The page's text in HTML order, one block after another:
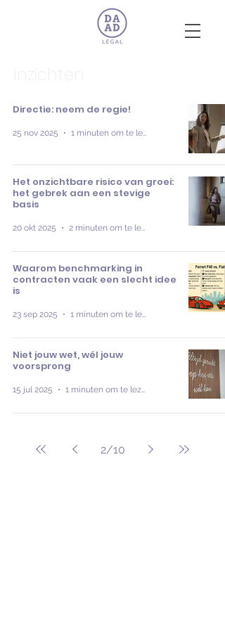
Directie: neem de regie!
25 nov 2025 1 minuten om te lezen
Het onzichtbare risico van groei:
het gebrek aan een stevige
basis
20 okt 2025 2 minuten om te lezen
Waarom benchmarking in
contracten vaak een slecht idee
is
23 sep 2025 1 minuten om te lezen
Niet jouw wet, wél jouw
voorsprong
15 jul 2025 1 minuten om te lezen
2/10